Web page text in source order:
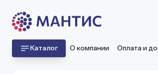
Каталог О компании Оплата и